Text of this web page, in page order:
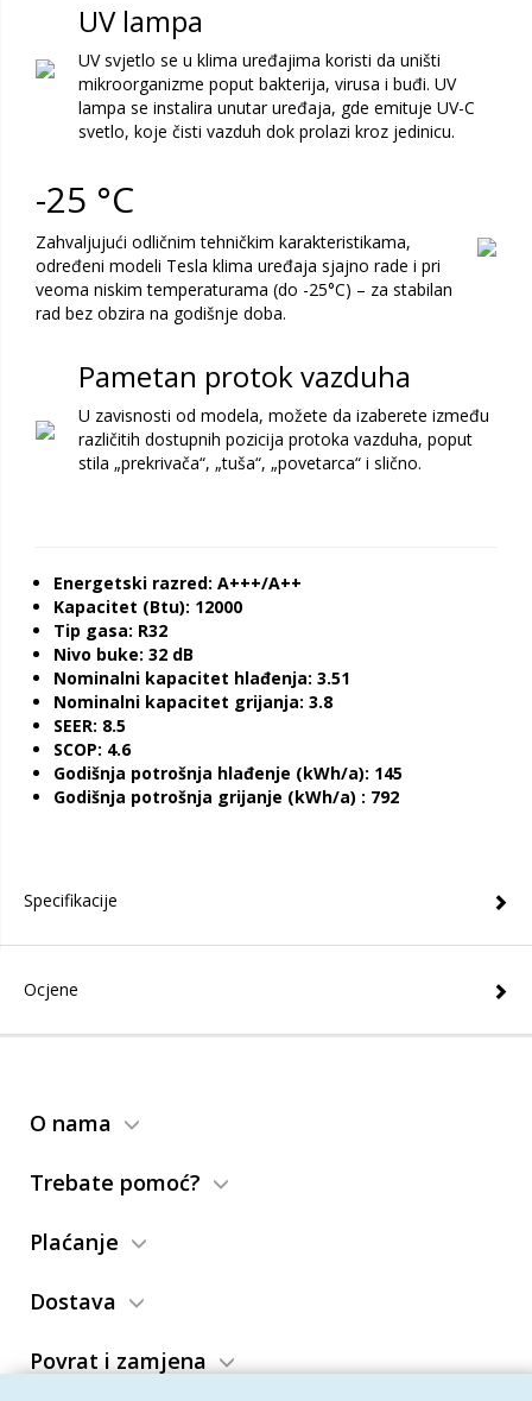
UV lampa
UV svjetlo se u klima uređajima koristi da uništi
mikroorganizme poput bakterija, virusa i buđi. UV
lampa se instalira unutar uređaja, gde emituje UV-C
svetlo, koje čisti vazduh dok prolazi kroz jedinicu.
-25 °C
Zahvaljujući odličnim tehničkim karakteristikama,
određeni modeli Tesla klima uređaja sjajno rade i pri
veoma niskim temperaturama (do -25°C) – za stabilan
rad bez obzira na godišnje doba.
Pametan protok vazduha
U zavisnosti od modela, možete da izaberete između
različitih dostupnih pozicija protoka vazduha, poput
stila „prekrivača“, „tuša“, „povetarca“ i slično.
Energetski razred: A+++/A++
Kapacitet (Btu): 12000
Tip gasa: R32
Nivo buke: 32 dB
Nominalni kapacitet hlađenja: 3.51
Nominalni kapacitet grijanja: 3.8
SEER: 8.5
SCOP: 4.6
Godišnja potrošnja hlađenje (kWh/a): 145
Godišnja potrošnja grijanje (kWh/a) : 792
Specifikacije
Ocjene
O nama
Trebate pomoć?
Plaćanje
Dostava
Povrat i zamjena